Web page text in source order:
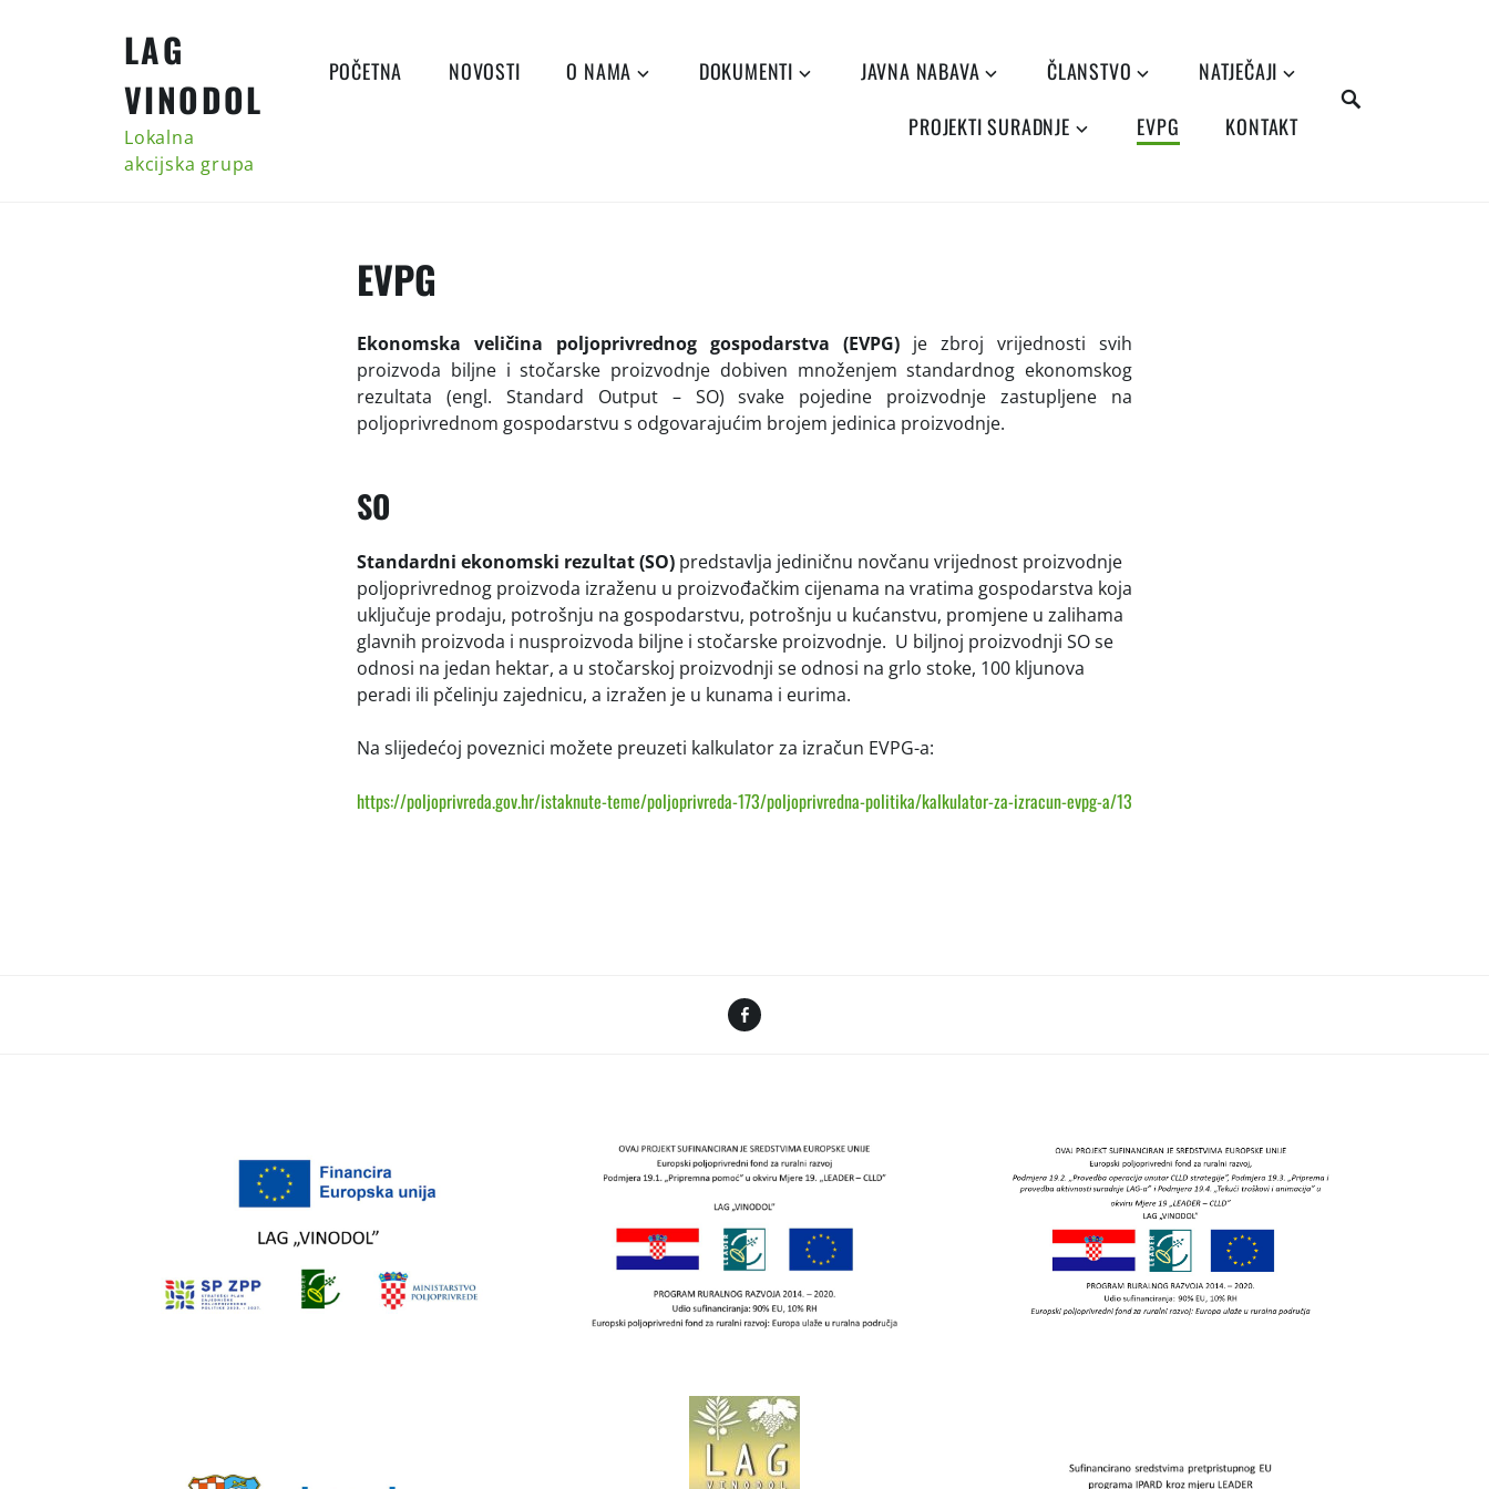
LAG
VINODOL
Lokalna
akcijska grupa
POČETNA NOVOSTI O NAMA DOKUMENTI JAVNA NABAVA ČLANSTVO
NATJEČAJI
PROJEKTI SURADNJE
EVPG KONTAKT
EVPG
Ekonomska veličina poljoprivrednog gospodarstva (EVPG) je zbroj vrijednosti svih
proizvoda biljne i stočarske proizvodnje dobiven množenjem standardnog ekonomskog
rezultata (engl. Standard Output – SO) svake pojedine proizvodnje zastupljene na
poljoprivrednom gospodarstvu s odgovarajućim brojem jedinica proizvodnje.
SO
Standardni ekonomski rezultat (SO) predstavlja jediničnu novčanu vrijednost proizvodnje
poljoprivrednog proizvoda izraženu u proizvođačkim cijenama na vratima gospodarstva koja
uključuje prodaju, potrošnju na gospodarstvu, potrošnju u kućanstvu, promjene u zalihama
glavnih proizvoda i nusproizvoda biljne i stočarske proizvodnje. U biljnoj proizvodnji SO se
odnosi na jedan hektar, a u stočarskoj proizvodnji se odnosi na grlo stoke, 100 kljunova
peradi ili pčelinju zajednicu, a izražen je u kunama i eurima.
Na slijedećoj poveznici možete preuzeti kalkulator za izračun EVPG-a:
https://poljoprivreda.gov.hr/istaknute-teme/poljoprivreda-173/poljoprivredna-politika/kalkulator-za-izracun-evpg-a/13